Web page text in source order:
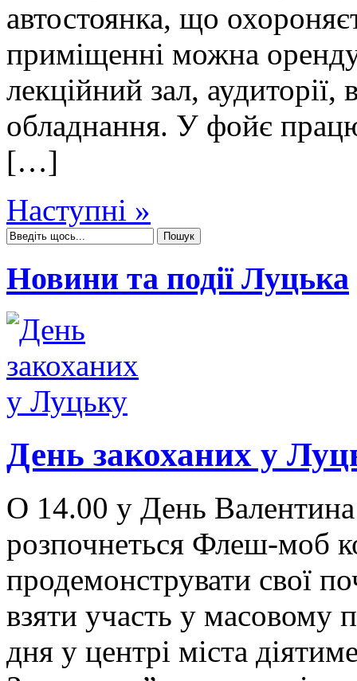
автостоянка, що
приміщенні можна
лекційний зал, аудиторії,
обладнання. У фойє
[…]
Наступні »
Новини та події Луцька
День закоханих у
О 14.00 у День
розпочнеться Флеш-моб
продемонструвати свої
взяти участь у масовому
дня у центрі міста